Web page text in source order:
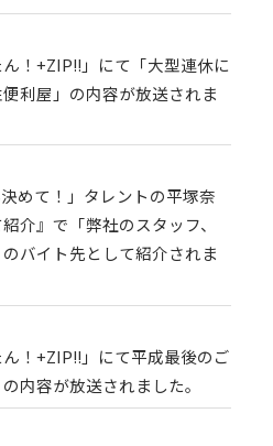
！+ZIP!!」にて「大型連休に
利屋」の内容が放送されま
めて！」タレントの平塚奈
介』で「弊社のスタッフ、
バイト先として紹介されま
！+ZIP!!」にて平成最後のご
内容が放送されました。